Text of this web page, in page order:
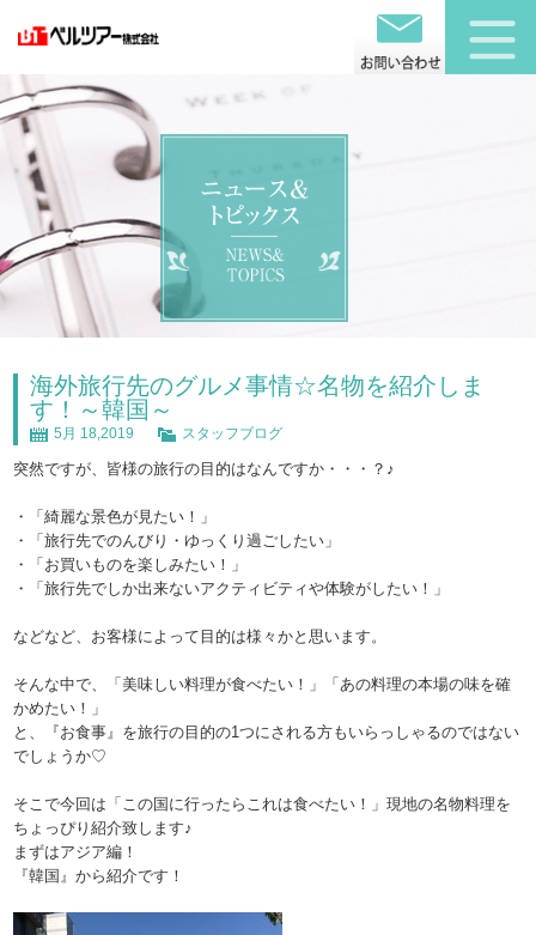
海外旅行先のグルメ事情☆名物を紹介しま
す！～韓国～
5月 18,2019 スタッフブログ
突然ですが、皆様の旅行の目的はなんですか・・・？♪
・「綺麗な景色が見たい！」
・「旅行先でのんびり・ゆっくり過ごしたい」
・「お買いものを楽しみたい！」
・「旅行先でしか出来ないアクティビティや体験がしたい！」
などなど、お客様によって目的は様々かと思います。
そんな中で、「美味しい料理が食べたい！」「あの料理の本場の味を確
かめたい！」
と、『お食事』を旅行の目的の1つにされる方もいらっしゃるのではない
でしょうか♡
そこで今回は「この国に行ったらこれは食べたい！」現地の名物料理を
ちょっぴり紹介致します♪
まずはアジア編！
『韓国』から紹介です！